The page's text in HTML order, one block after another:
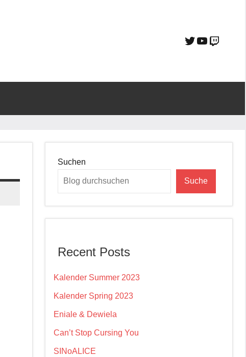
Suchen
Suche
Recent Posts
Kalender Summer 2023
Kalender Spring 2023
Eniale & Dewiela
Can’t Stop Cursing You
SINoALICE